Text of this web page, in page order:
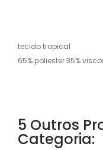
tecido tropical
65% poliester 35%
5 Outros
Categoria: